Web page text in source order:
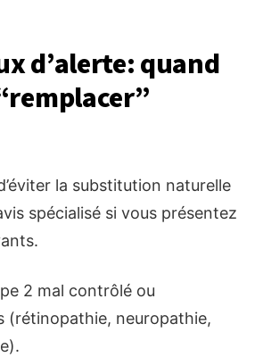
d’alerte: quand
la substitution naturelle
spécialisé si vous présentez
2 mal contrôlé ou
(rétinopathie, neuropathie,